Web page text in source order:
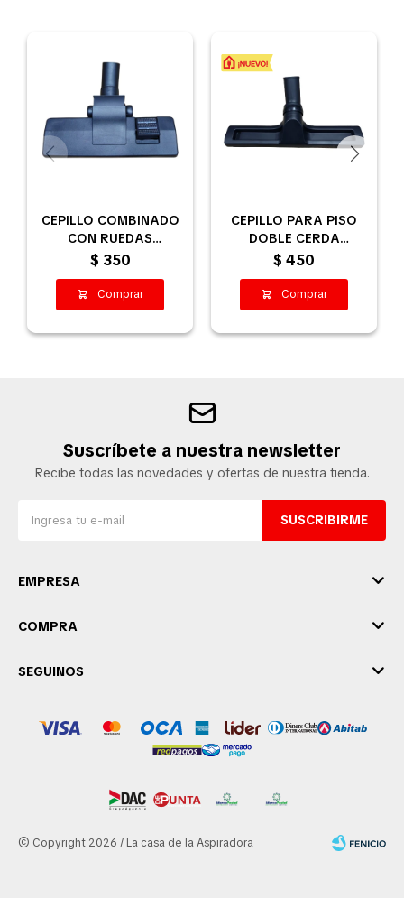
CEPILLO COMBINADO
CON RUEDAS
ASPIRADORA - 32MM
$ 350
CEPILLO PARA PISO
DOBLE CERDA
SINTÉTICA
$ 450
Suscríbete a nuestra newsletter
Recibe todas las novedades y ofertas de nuestra tienda.
SUSCRIBIRME
EMPRESA
COMPRA
SEGUINOS
© Copyright 2026 / La casa de la Aspiradora